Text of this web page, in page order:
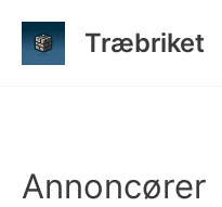
Træbriket
Annoncører